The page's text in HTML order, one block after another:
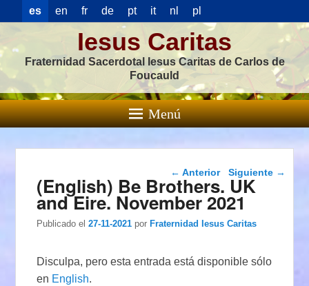
es en fr de pt it nl pl
Iesus Caritas
Fraternidad Sacerdotal Iesus Caritas de Carlos de
Foucauld
Menú
Navegación de
entradas
← Anterior Siguiente →
(English) Be Brothers. UK
and Eire. November 2021
Publicado el 27-11-2021 porFraternidad Iesus Caritas
Disculpa, pero esta entrada está disponible sólo
en English.